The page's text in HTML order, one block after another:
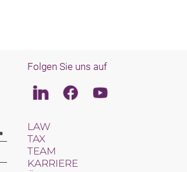
Folgen Sie uns auf
LinkedinFacebookYoutube
LAW
TAX
TEAM
KARRIERE